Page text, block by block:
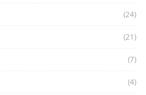
(24)
(21)
(7)
(4)